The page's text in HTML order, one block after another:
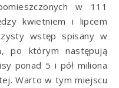
w 111
kwietniem i lipcem
wstęp spisany w
po którym następują
ponad 5 i pół miliona
Warto w tym miejscu